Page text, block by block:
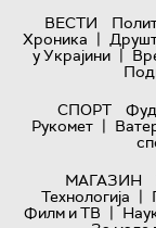
ВЕСТИ
Хроника |
у Украјини |
СПОРТ
Рукомет |
МАГАЗИН
Технологијa |
Филм и ТВ |